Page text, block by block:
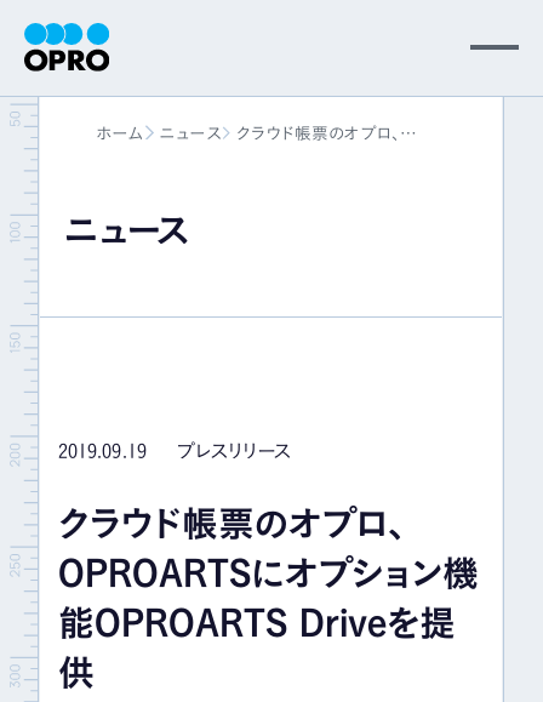
会社情報
事業内容
ニュース
パートナー
サポート
イベント＆セミナー
IR情報
ホーム ニュース
クラウド帳票のオプロ、
ニュース
2019.09.19 プレスリリース
クラウド帳票のオプロ、
OPROARTSにオプション機
能OPROARTS Driveを提
供